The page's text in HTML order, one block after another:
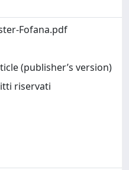
Fofana.pdf
(publisher’s version)
riservati